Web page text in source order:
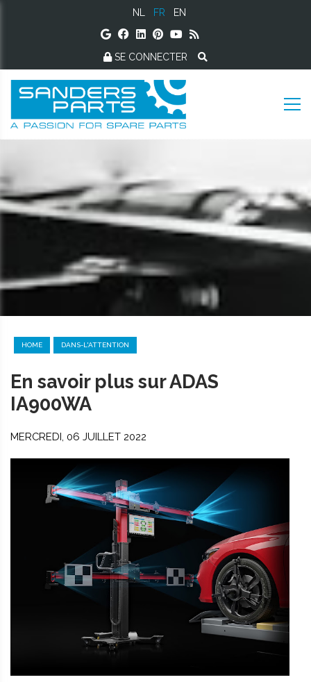
NL FR EN
SE CONNECTER
HOME DANS-L'ATTENTION
En savoir plus sur ADAS
IA900WA
MERCREDI, 06 JUILLET 2022